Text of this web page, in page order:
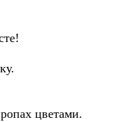
цветами.